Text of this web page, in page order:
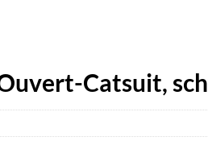
Catsuit,